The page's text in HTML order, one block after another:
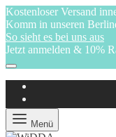
Kostenloser Versand
Komm in unseren
So sieht es bei uns aus
Jetzt anmelden & 10%
Menü